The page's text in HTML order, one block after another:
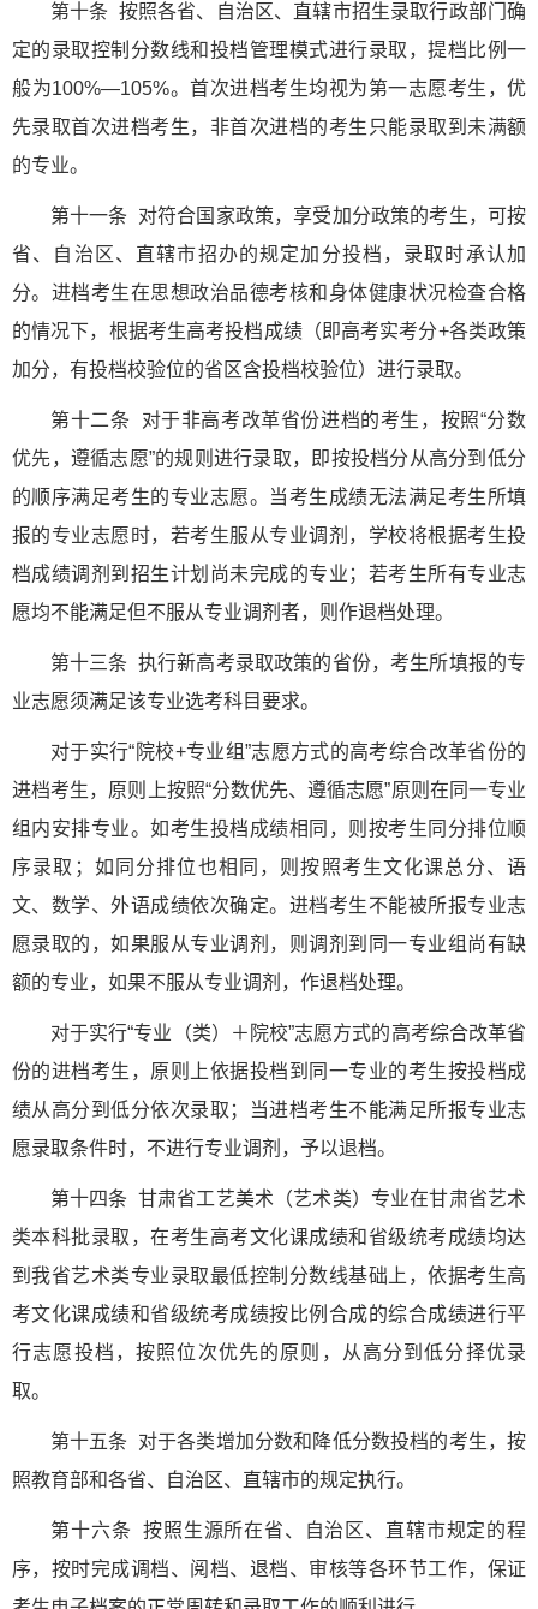
第十条 按照各省、自治区、直辖市招生录取行政部门确
定的录取控制分数线和投档管理模式进行录取，提档比例一
般为100%—105%。首次进档考生均视为第一志愿考生，优
先录取首次进档考生，非首次进档的考生只能录取到未满额
的专业。
第十一条 对符合国家政策，享受加分政策的考生，可按
省、自治区、直辖市招办的规定加分投档，录取时承认加
分。进档考生在思想政治品德考核和身体健康状况检查合格
的情况下，根据考生高考投档成绩（即高考实考分+各类政策
加分，有投档校验位的省区含投档校验位）进行录取。
第十二条 对于非高考改革省份进档的考生，按照“分数
优先，遵循志愿”的规则进行录取，即按投档分从高分到低分
的顺序满足考生的专业志愿。当考生成绩无法满足考生所填
报的专业志愿时，若考生服从专业调剂，学校将根据考生投
档成绩调剂到招生计划尚未完成的专业；若考生所有专业志
愿均不能满足但不服从专业调剂者，则作退档处理。
第十三条 执行新高考录取政策的省份，考生所填报的专
业志愿须满足该专业选考科目要求。
对于实行“院校+专业组”志愿方式的高考综合改革省份的
进档考生，原则上按照“分数优先、遵循志愿”原则在同一专业
组内安排专业。如考生投档成绩相同，则按考生同分排位顺
序录取；如同分排位也相同，则按照考生文化课总分、语
文、数学、外语成绩依次确定。进档考生不能被所报专业志
愿录取的，如果服从专业调剂，则调剂到同一专业组尚有缺
额的专业，如果不服从专业调剂，作退档处理。
对于实行“专业（类）＋院校”志愿方式的高考综合改革省
份的进档考生，原则上依据投档到同一专业的考生按投档成
绩从高分到低分依次录取；当进档考生不能满足所报专业志
愿录取条件时，不进行专业调剂，予以退档。
第十四条 甘肃省工艺美术（艺术类）专业在甘肃省艺术
类本科批录取，在考生高考文化课成绩和省级统考成绩均达
到我省艺术类专业录取最低控制分数线基础上，依据考生高
考文化课成绩和省级统考成绩按比例合成的综合成绩进行平
行志愿投档，按照位次优先的原则，从高分到低分择优录
取。
第十五条 对于各类增加分数和降低分数投档的考生，按
照教育部和各省、自治区、直辖市的规定执行。
第十六条 按照生源所在省、自治区、直辖市规定的程
序，按时完成调档、阅档、退档、审核等各环节工作，保证